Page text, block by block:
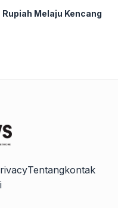
Melaju Kencang
Tentangkontak